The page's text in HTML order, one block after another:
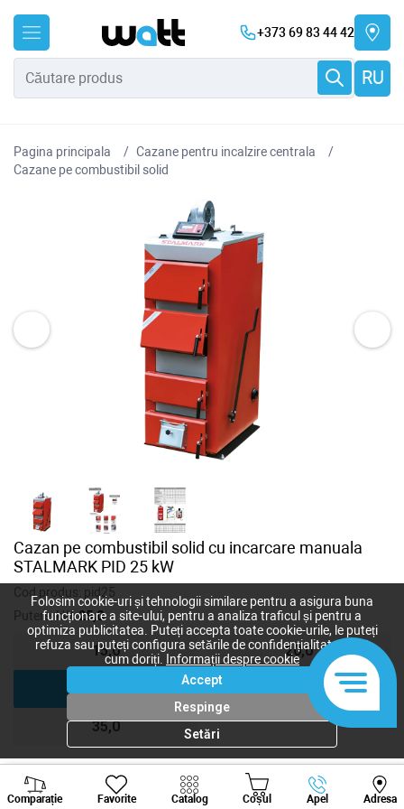
+373 69 83 44 42
RU
Pagina principala
Cazane pentru incalzire centrala
Cazane pe combustibil solid
Cazan pe combustibil solid cu incarcare manuala
STALMARK PID 25 kW
Cod produs: pid25
Putere, kW:25,0
15,0 20,0
35,0
45 100
Comparație Favorite Catalog Coșul Apel Adresa
Viber Whatsapp
Folosim cookie-uri și tehnologii similare pentru a asigura buna
funcționare a site-ului, pentru a analiza traficul și pentru a
optimiza publicitatea. Puteți accepta toate cookie-urile, le puteți
refuza sau puteți configura setările de confidențialitate după
cum doriți.
Informații despre cookie
Accept
Respinge
Setări